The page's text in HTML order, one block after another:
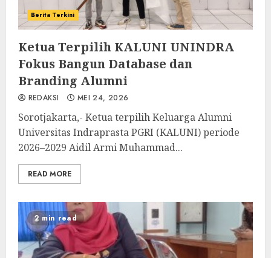
Berita Terkini
Ketua Terpilih KALUNI UNINDRA
Fokus Bangun Database dan
Branding Alumni
REDAKSI MEI 24, 2026
Sorotjakarta,- Ketua terpilih Keluarga Alumni
Universitas Indraprasta PGRI (KALUNI) periode
2026–2029 Aidil Armi Muhammad...
READ MORE
2 min read